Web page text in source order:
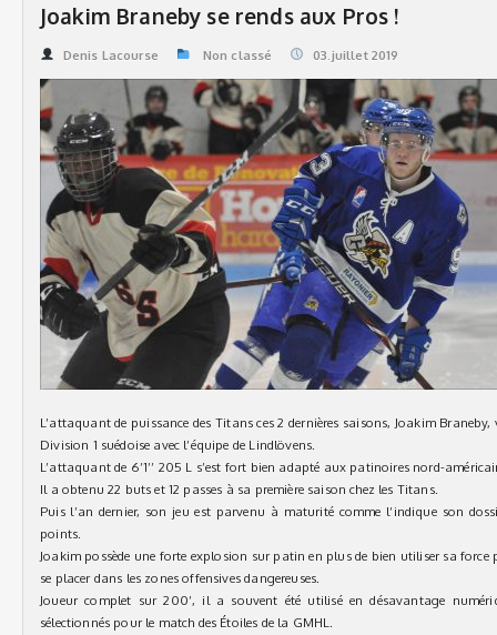
CALENDRIER
GALERIE VIDÉOS
COMMANDITAIRES
STATISTIQUES DE LA LIGUE
Joakim Braneby se rends aux Pros !
Denis Lacourse Non classé 03.juillet 2019
L’attaquant de puissance des Titans ces 2 dernières saisons, Joakim
Division 1 suédoise avec l’équipe de Lindlövens.
L’attaquant de 6’1’’ 205 L s’est fort bien adapté aux patinoires nord-
Il a obtenu 22 buts et 12 passes à sa première saison chez les Titans.
Puis l’an dernier, son jeu est parvenu à maturité comme l’indique son
points.
Joakim possède une forte explosion sur patin en plus de bien utiliser sa
se placer dans les zones offensives dangereuses.
Joueur complet sur 200’, il a souvent été utilisé en désavantage
sélectionnés pour le match des Étoiles de la GMHL.